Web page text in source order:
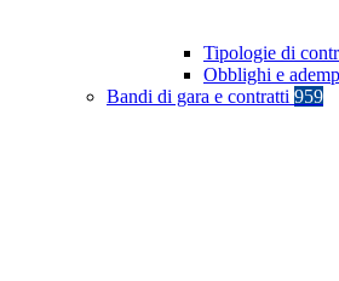
Tipologie di
Obblighi e
Bandi di gara e contratti 959